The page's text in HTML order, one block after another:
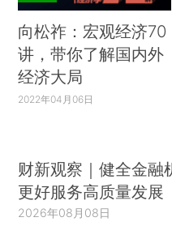
向松祚：宏观经济70
讲，带你了解国内外
经济大局
2022年04月06日
财新观察｜健全金融
更好服务高质量发展
2026年08月08日